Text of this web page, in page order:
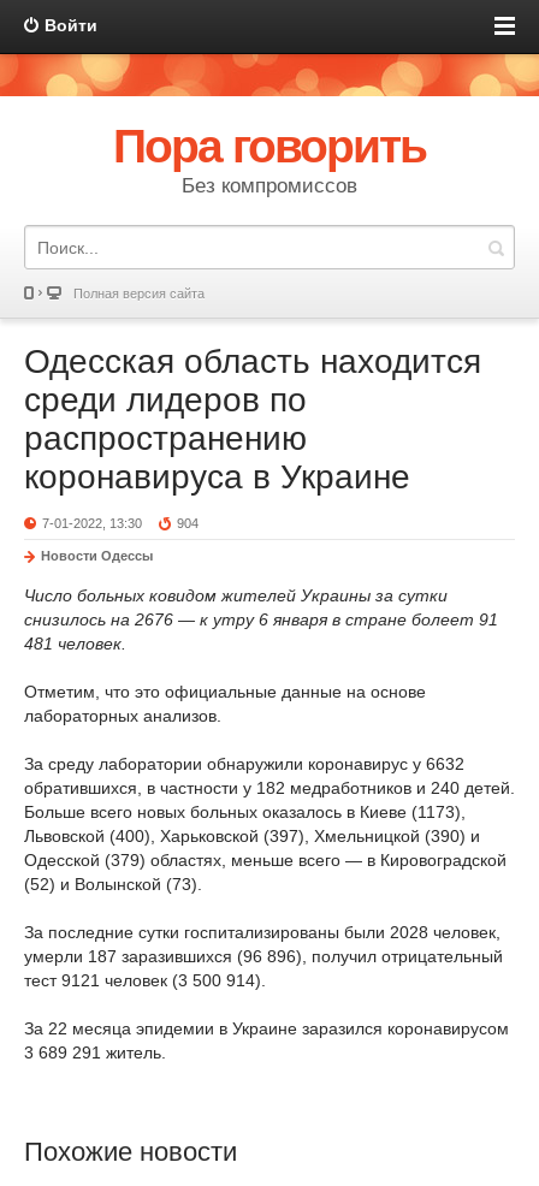
Войти
Пора говорить
Без компромиссов
Полная версия сайта
Одесская область находится
среди лидеров по
распространению
коронавируса в Украине
7-01-2022, 13:30 904
Новости Одессы
Число больных ковидом жителей Украины за сутки
снизилось на 2676 — к утру 6 января в стране болеет 91
481 человек.
Отметим, что это официальные данные на основе
лабораторных анализов.
За среду лаборатории обнаружили коронавирус у 6632
обратившихся, в частности у 182 медработников и 240 детей.
Больше всего новых больных оказалось в Киеве (1173),
Львовской (400), Харьковской (397), Хмельницкой (390) и
Одесской (379) областях, меньше всего — в Кировоградской
(52) и Волынской (73).
За последние сутки госпитализированы были 2028 человек,
умерли 187 заразившихся (96 896), получил отрицательный
тест 9121 человек (3 500 914).
За 22 месяца эпидемии в Украине заразился коронавирусом
3 689 291 житель.
Похожие новости